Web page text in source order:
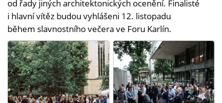
od řady jiných architektonických ocenění. Finalisté
i hlavní vítěz budou vyhlášeni 12. listopadu
během slavnostního večera ve Foru Karlín.